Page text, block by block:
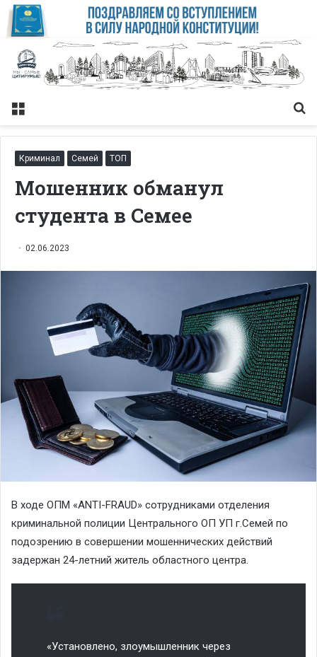
Меню
Криминал Семей ТОП
Мошенник обманул
студента в Семее
02.06.2023
В ходе ОПМ «ANTI-FRAUD» сотрудниками отделения
криминальной полиции Центрального ОП УП г.Семей по
подозрению в совершении мошеннических действий
задержан 24-летний житель областного центра.
«Установлено, злоумышленник через